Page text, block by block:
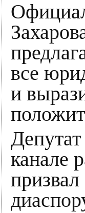
все
и
канале